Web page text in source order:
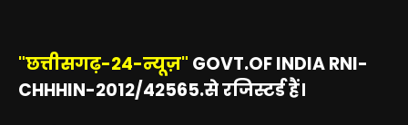
"छत्तीसगढ़-24-न्यूज़" GOVT.OF INDIA RNI-
CHHHIN-2012/42565.से रजिस्टर्ड हैं।